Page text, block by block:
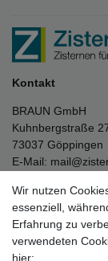
Kontakt
BRAUN GmbH
Kuhnbergstraße
73037 Göppingen
E-Mail:
Unternehmen
Impressum
Wir nutzen
essenziell,
Erfahrung zu
verwendeten
hier: